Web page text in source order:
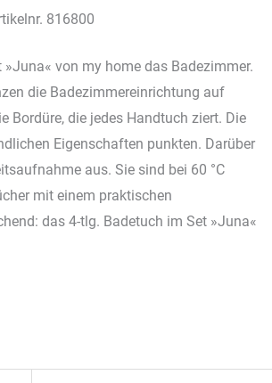
816800
von my home das Badezimmer.
die Badezimmereinrichtung auf
Bordüre, die jedes Handtuch ziert. Die
Eigenschaften punkten. Darüber
aus. Sie sind bei 60 °C
mit einem praktischen
das 4-tlg. Badetuch im Set »Juna«